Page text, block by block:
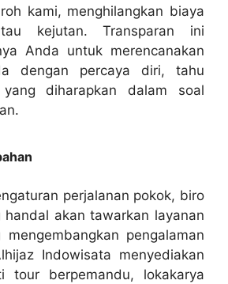
kami, menghilangkan biaya
kejutan. Transparan ini
Anda untuk merencanakan
dengan percaya diri, tahu
diharapkan dalam soal
perjalanan pokok, biro
handal akan tawarkan layanan
pengalaman
Indowisata menyediakan
tour berpemandu, lokakarya